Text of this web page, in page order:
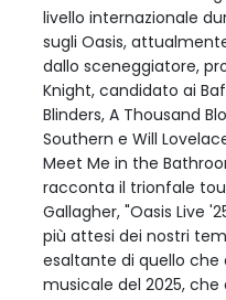
livello internazionale
sugli Oasis,
dallo sceneggiatore,
Knight, candidato ai
Blinders, A Thousand
Southern e Will
Meet Me in the
racconta il trionfale
Gallagher, "Oasis Live
più attesi dei nostri
esaltante di quello che
musicale del 2025,